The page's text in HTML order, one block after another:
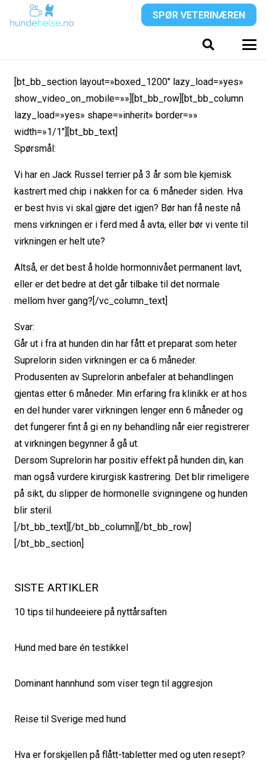
SPØR VETERINÆREN
[bt_bb_section layout=»boxed_1200″ lazy_load=»yes»
show_video_on_mobile=»»][bt_bb_row][bt_bb_column
lazy_load=»yes» shape=»inherit» border=»»
width=»1/1″][bt_bb_text]
Spørsmål:
Vi har en Jack Russel terrier på 3 år som ble kjemisk
kastrert med chip i nakken for ca. 6 måneder siden. Hva
er best hvis vi skal gjøre det igjen? Bør han få neste nå
mens virkningen er i ferd med å avta, eller bør vi vente til
virkningen er helt ute?
Altså, er det best å holde hormonnivået permanent lavt,
eller er det bedre at det går tilbake til det normale
mellom hver gang?[/vc_column_text]
Svar:
Går ut i fra at hunden din har fått et preparat som heter
Suprelorin siden virkningen er ca 6 måneder.
Produsenten av Suprelorin anbefaler at behandlingen
gjentas etter 6 måneder. Min erfaring fra klinikk er at hos
en del hunder varer virkningen lenger enn 6 måneder og
det fungerer fint å gi en ny behandling når eier registrerer
at virkningen begynner å gå ut.
Dersom Suprelorin har positiv effekt på hunden din, kan
man også vurdere kirurgisk kastrering. Det blir rimeligere
på sikt, du slipper de hormonelle svigningene og hunden
blir steril.
[/bt_bb_text][/bt_bb_column][/bt_bb_row]
[/bt_bb_section]
SISTE ARTIKLER
10 tips til hundeeiere på nyttårsaften
Hund med bare én testikkel
Dominant hannhund som viser tegn til aggresjon
Reise til Sverige med hund
Hva er forskjellen på flått-tabletter med og uten resept?